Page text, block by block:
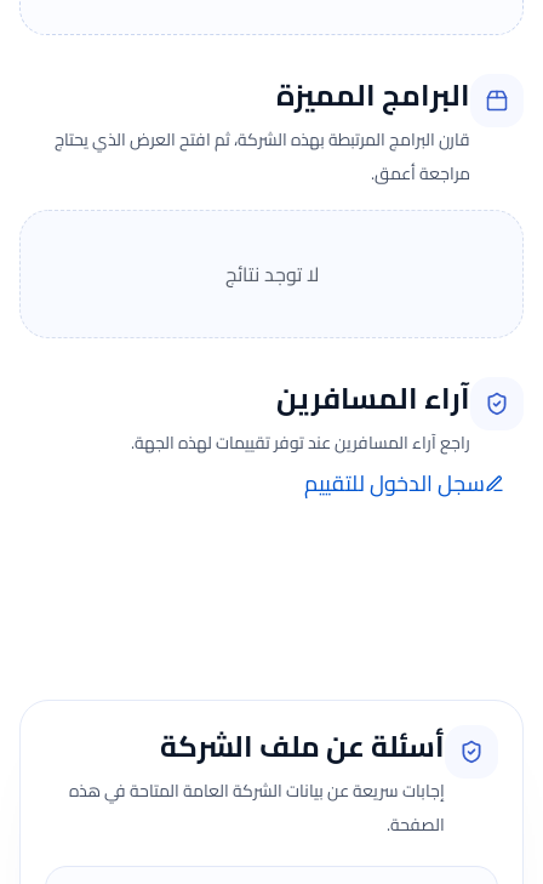
البرامج المميزة
قارن البرامج المرتبطة بهذه الشركة، ثم افتح العرض الذي يحتاج
مراجعة أعمق.
لا توجد نتائج
آراء المسافرين
راجع آراء المسافرين عند توفر تقييمات لهذه الجهة.
سجل الدخول للتقييم
أسئلة عن ملف الشركة
إجابات سريعة عن بيانات الشركة العامة المتاحة في هذه
الصفحة.